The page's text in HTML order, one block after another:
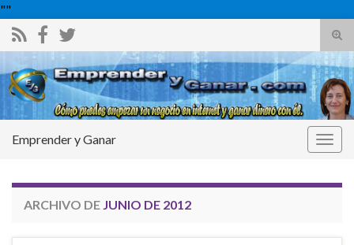
""
el
de
Search for:
Emprender y Ganar
ARCHIVO DE JUNIO DE 2012